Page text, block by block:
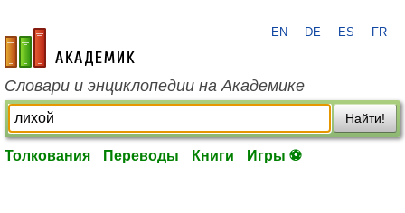
academic.ru
EN DE ES FR
Словари и энциклопедии на Академике
Найти!
Толкования Переводы Книги Игры ⚽